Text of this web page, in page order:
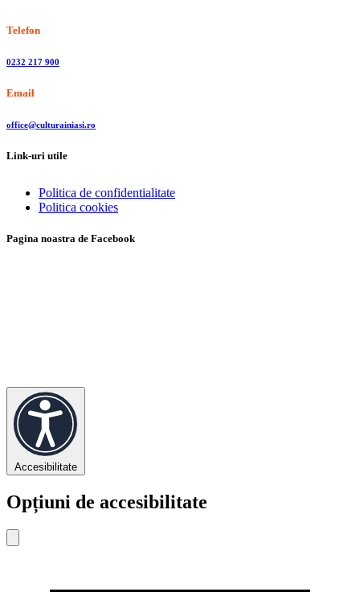
Telefon
0232 217 900
Email
office@culturainiasi.ro
Link-uri utile
Politica de confidentialitate
Politica cookies
Pagina noastra de Facebook
Accesibilitate
Opțiuni de accesibilitate